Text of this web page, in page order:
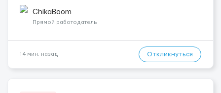
всегда остаются у тебя. Предоставляем хорошие
Апартаменты , безопасность и ...
ChikaBoom
Прямой работодатель
14 мин. назад Откликнуться